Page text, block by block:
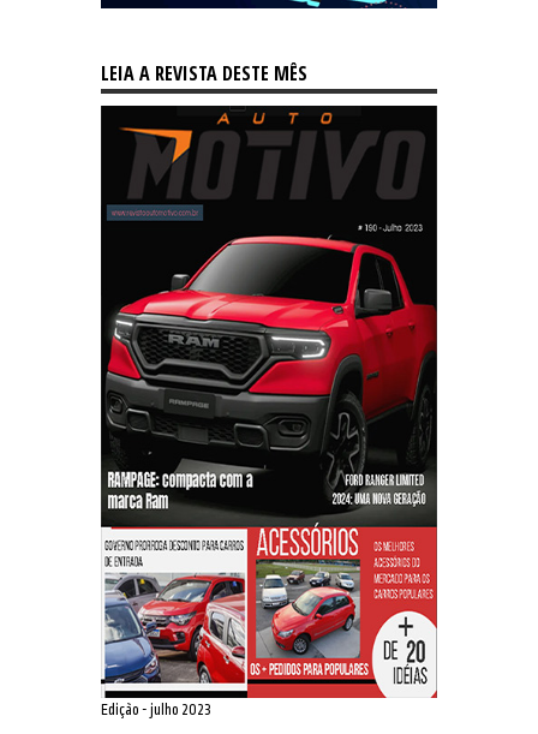
LEIA A REVISTA DESTE MÊS
Edição - julho 2023